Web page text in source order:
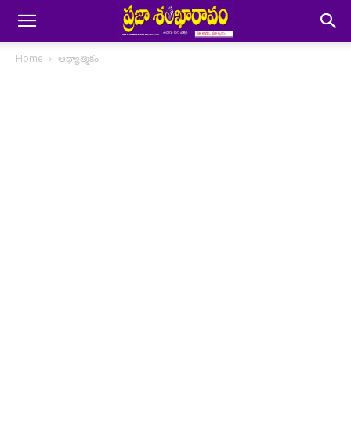
Home ఆధ్యాత్మికం